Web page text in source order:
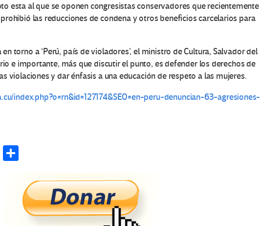
esta al que se oponen congresistas conservadores que recientemente
las reducciones de condena y otros beneficios carcelarios para
torno a ‘Perú, país de violadores’, el ministro de Cultura, Salvador del
e importante, más que discutir el punto, es defender los derechos de
violaciones y dar énfasis a una educación de respeto a las mujeres.
index.php?o=rn&id=127174&SEO=en-peru-denuncian-63-agresiones-
E
m
p
ar